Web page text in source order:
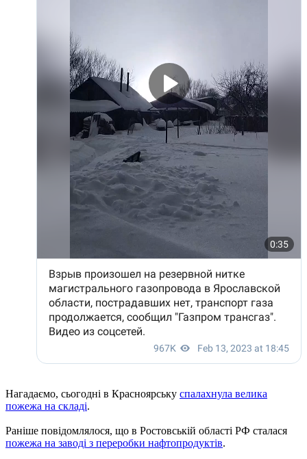
Нагадаємо, сьогодні в Красноярську спалахнула велика
пожежа на складі.
Раніше повідомлялося, що в Ростовській області РФ сталася
пожежа на заводі з переробки нафтопродуктів.